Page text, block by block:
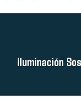
Iluminación